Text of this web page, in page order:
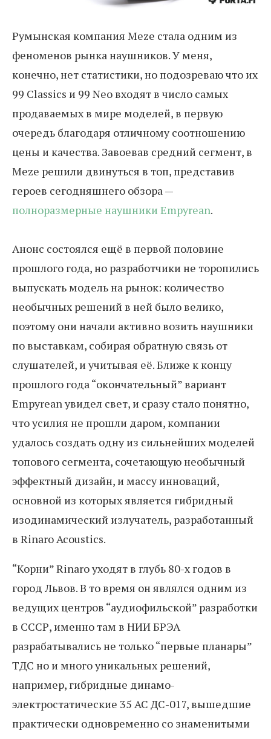
Румынская компания Meze стала одним из
феноменов рынка наушников. У меня,
конечно, нет статистики, но подозреваю что их
99 Classics и 99 Neo входят в число самых
продаваемых в мире моделей, в первую
очередь благодаря отличному соотношению
цены и качества. Завоевав средний сегмент, в
Meze решили двинуться в топ, представив
героев сегодняшнего обзора —
полноразмерные наушники Empyrean.
Анонс состоялся ещё в первой половине
прошлого года, но разработчики не торопились
выпускать модель на рынок: количество
необычных решений в ней было велико,
поэтому они начали активно возить наушники
по выставкам, собирая обратную связь от
слушателей, и учитывая её. Ближе к концу
прошлого года “окончательный” вариант
Empyrean увидел свет, и сразу стало понятно,
что усилия не прошли даром, компании
удалось создать одну из сильнейших моделей
топового сегмента, сочетающую необычный
эффектный дизайн, и массу инноваций,
основной из которых является гибридный
изодинамический излучатель, разработанный
в Rinaro Acoustics.
“Корни” Rinaro уходят в глубь 80-х годов в
город Львов. В то время он являлся одним из
ведущих центров “аудиофильской” разработки
в СССР, именно там в НИИ БРЭА
разрабатывались не только “первые планары”
ТДС но и много уникальных решений,
например, гибридные динамо-
электростатические 35 АС ДС-017, вышедшие
практически одновременно со знаменитыми